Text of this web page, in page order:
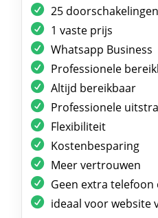
25
1 vaste prijs
Whatsapp Business
Professionele
Altijd bereikbaar
Professionele
Flexibiliteit
Kostenbesparing
Meer vertrouwen
Geen extra telefoon
ideaal voor website